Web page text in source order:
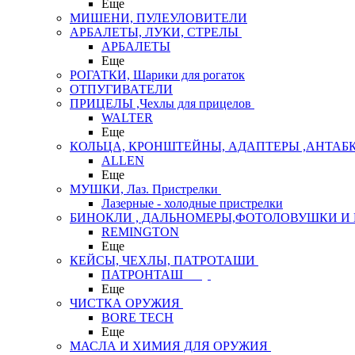
Еще
МИШЕНИ, ПУЛЕУЛОВИТЕЛИ
АРБАЛЕТЫ, ЛУКИ, СТРЕЛЫ
АРБАЛЕТЫ
Еще
РОГАТКИ, Шарики для рогаток
ОТПУГИВАТЕЛИ
ПРИЦЕЛЫ ,Чехлы для прицелов
WALTER
Еще
КОЛЬЦА, КРОНШТЕЙНЫ, АДАПТЕРЫ
ALLEN
Еще
МУШКИ, Лаз. Пристрелки
Лазерные - холодные пристрелки
БИНОКЛИ , ДАЛЬНОМЕРЫ,ФОТОЛОВУШКИ И
REMINGTON
Еще
КЕЙСЫ, ЧЕХЛЫ, ПАТРОТАШИ
ПАТРОНТАШ
Еще
ЧИСТКА ОРУЖИЯ
BORE TECH
Еще
МАСЛА И ХИМИЯ ДЛЯ ОРУЖИЯ